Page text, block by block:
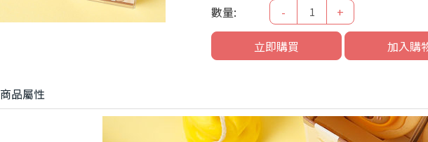
數量: - +
立即購買 加入購
商品屬性